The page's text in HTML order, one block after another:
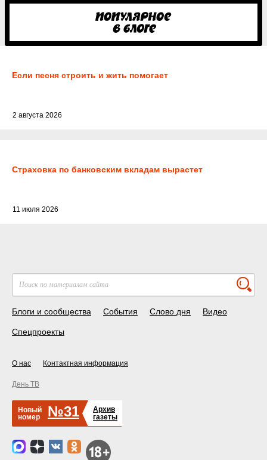
Если песня строить и жить помогает
2 августа 2026
Страховка по банковским вкладам вырастет
11 июля 2026
Блоги и сообщества События Слово дня Видео
Спецпроекты
О нас Контактная информация
День ТВ
Новый
номер
№31
Архив
газеты